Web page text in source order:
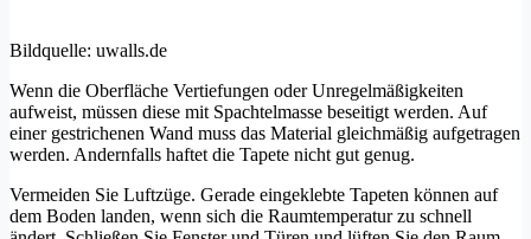
Bildquelle: uwalls.de
Wenn die Oberfläche Vertiefungen oder Unregelmäßigkeiten
aufweist, müssen diese mit Spachtelmasse beseitigt werden. Auf
einer gestrichenen Wand muss das Material gleichmäßig aufgetragen
werden. Andernfalls haftet die Tapete nicht gut genug.
Vermeiden Sie Luftzüge. Gerade eingeklebte Tapeten können auf
dem Boden landen, wenn sich die Raumtemperatur zu schnell